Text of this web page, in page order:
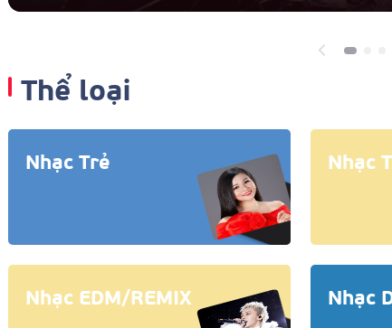
Thể loại
Nhạc Trẻ
Nhạc EDM/REMIX
Nhạc
Nhạc